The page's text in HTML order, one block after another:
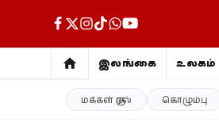
இலங்கை உலகம்
மக்கள் குரல் கொழும்பு
இலங்கை